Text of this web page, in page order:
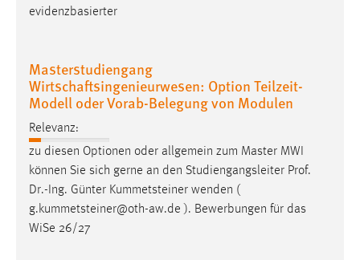
evidenzbasierter
Masterstudiengang
Wirtschaftsingenieurwesen: Option Teilzeit-
Modell oder Vorab-Belegung von Modulen
Relevanz:
zu diesen Optionen oder allgemein zum Master MWI
können Sie sich gerne an den Studiengangsleiter Prof.
Dr.-Ing. Günter Kummetsteiner wenden (
g.kummetsteiner@oth-aw.de ). Bewerbungen für das
WiSe 26/27
Cookie Laufzeit:
Jahre, MIBEW_UserID = 1 Jahr
Login
Name:
Zweck:
Dieser Cookie ist notwendig um sich an der Website
einloggen zu können.